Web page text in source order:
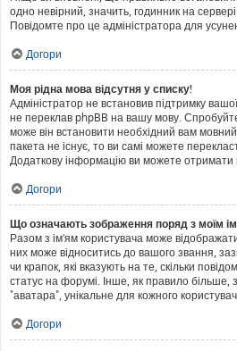
одно невірний, значить, годинник на
Повідомте про це адміністратора для
Догори
Моя рідна мова відсутня у списку!
Адміністратор не встановив підтримку
не переклав phpBB на вашу мову.
може він встановити необхідний вам
пакета не існує, то ви самі можете
Додаткову інформацію ви можете отримати
Догори
Що означають зображення поряд з моїм
Разом з ім'ям користувача може
них може відноситись до вашого звання,
чи крапок, які вказують на те, скільки
статус на форумі. Інше, як правило більше,
"аватара", унікальне для кожного
Догори